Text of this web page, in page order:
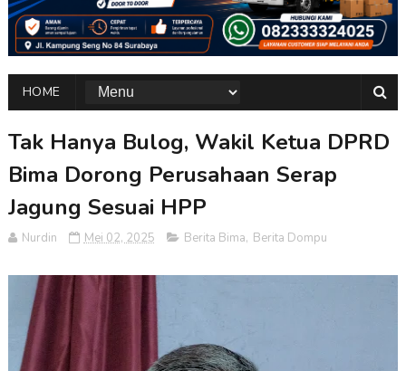
HOME
Tak Hanya Bulog, Wakil Ketua DPRD
Bima Dorong Perusahaan Serap
Jagung Sesuai HPP
Nurdin Mei 02, 2025 Berita Bima, Berita Dompu